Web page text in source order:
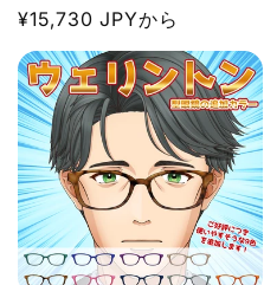
通
常
価
格
¥15,730 JPYから